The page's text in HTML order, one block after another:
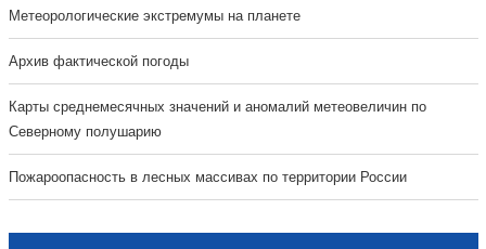
Метеорологические экстремумы на планете
Архив фактической погоды
Карты среднемесячных значений и аномалий метеовеличин по
Северному полушарию
Пожароопасность в лесных массивах по территории России